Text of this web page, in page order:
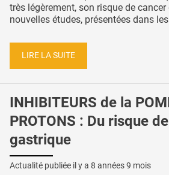
très légèrement, son risque de cancer
nouvelles études, présentées dans
LIRE LA SUITE
INHIBITEURS de la
PROTONS : Du risque
gastrique
Actualité publiée il y a 8 années 9 mois